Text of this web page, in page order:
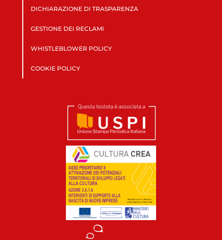
DICHIARAZIONE DI TRASPARENZA
GESTIONE DEI RECLAMI
WHISTLEBLOWER POLICY
COOKIE POLICY